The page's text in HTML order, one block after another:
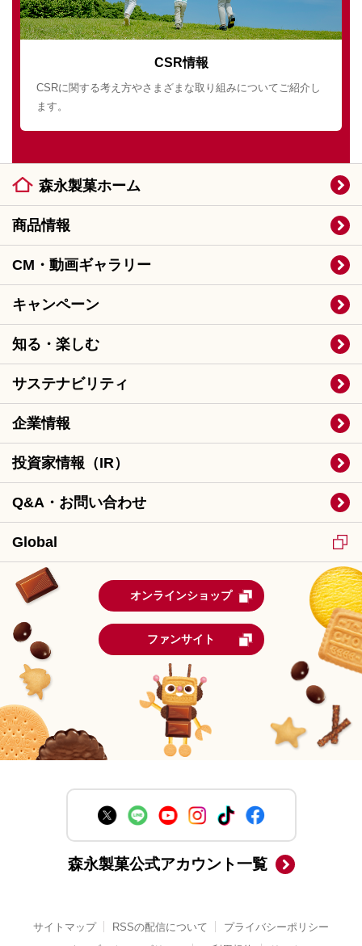
CSR情報
CSRに関する考え方やさまざまな取り組みについてご紹介し
ます。
森永製菓ホーム
商品情報
CM・動画ギャラリー
キャンペーン
知る・楽しむ
サステナビリティ
企業情報
投資家情報（IR）
Q&A・お問い合わせ
Global
オンラインショップ
ファンサイト
森永製菓公式アカウント一覧
サイトマップ RSSの配信について
プライバシーポリシー